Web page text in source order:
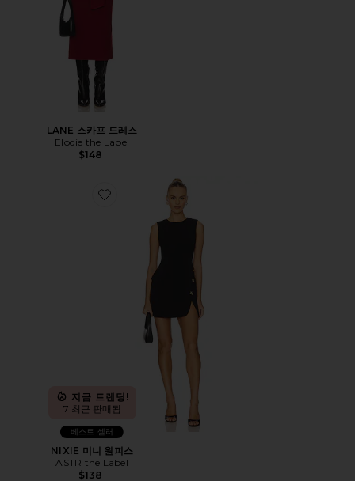
LANE 스카프 드레스
Elodie the Label
$148
Favorite NIXIE 미니 원피스
지금 트렌딩!
7 최근 판매됨
베스트 셀러
NIXIE 미니 원피스
ASTR the Label
$138